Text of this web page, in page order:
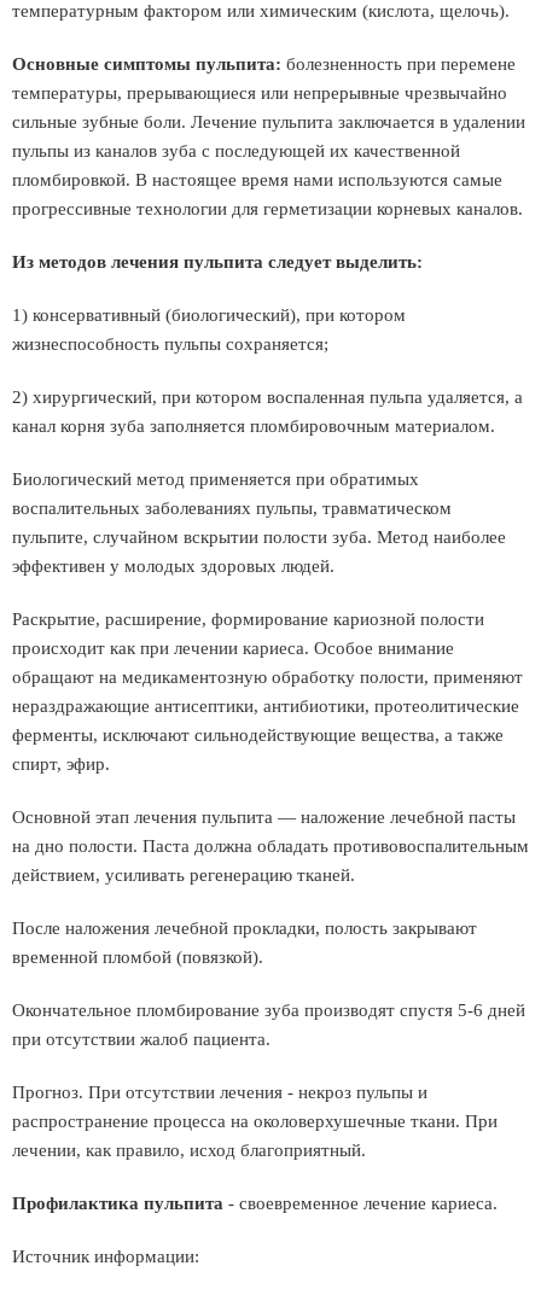
температурным фактором или химическим (кислота, щелочь).
Основные симптомы пульпита: болезненность при перемене
температуры, прерывающиеся или непрерывные чрезвычайно
сильные зубные боли. Лечение пульпита заключается в удалении
пульпы из каналов зуба с последующей их качественной
пломбировкой. В настоящее время нами используются самые
прогрессивные технологии для герметизации корневых каналов.
Из методов лечения пульпита следует выделить:
1) консервативный (биологический), при котором
жизнеспособность пульпы сохраняется;
2) хирургический, при котором воспаленная пульпа удаляется, а
канал корня зуба заполняется пломбировочным материалом.
Биологический метод применяется при обратимых
воспалительных заболеваниях пульпы, травматическом
пульпите, случайном вскрытии полости зуба. Метод наиболее
эффективен у молодых здоровых людей.
Раскрытие, расширение, формирование кариозной полости
происходит как при лечении кариеса. Особое внимание
обращают на медикаментозную обработку полости, применяют
нераздражающие антисептики, антибиотики, протеолитические
ферменты, исключают сильнодействующие вещества, а также
спирт, эфир.
Основной этап лечения пульпита — наложение лечебной пасты
на дно полости. Паста должна обладать противовоспалительным
действием, усиливать регенерацию тканей.
После наложения лечебной прокладки, полость закрывают
временной пломбой (повязкой).
Окончательное пломбирование зуба производят спустя 5-6 дней
при отсутствии жалоб пациента.
Прогноз. При отсутствии лечения - некроз пульпы и
распространение процесса на околоверхушечные ткани. При
лечении, как правило, исход благоприятный.
Профилактика пульпита - своевременное лечение кариеса.
Источник информации: